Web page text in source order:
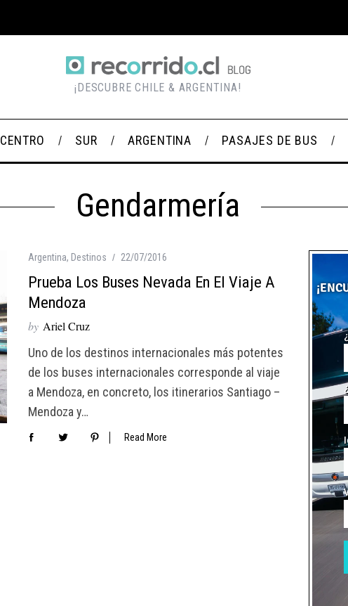
¡DESCUBRE CHILE & ARGENTINA!
CENTRO SUR ARGENTINA PASAJES DE BUS
Gendarmería
Argentina, Destinos 22/07/2016
Prueba Los Buses Nevada En El Viaje A
Mendoza
by Ariel Cruz
Uno de los destinos internacionales más potentes
de los buses internacionales corresponde al viaje
a Mendoza, en concreto, los itinerarios Santiago –
Mendoza y…
Read More